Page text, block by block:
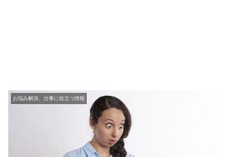
お悩み解決、仕事に役立つ情報